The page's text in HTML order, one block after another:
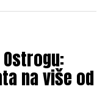
čišćenja, osjećamo
politička
one političke i
piše u
i narodno
na više od